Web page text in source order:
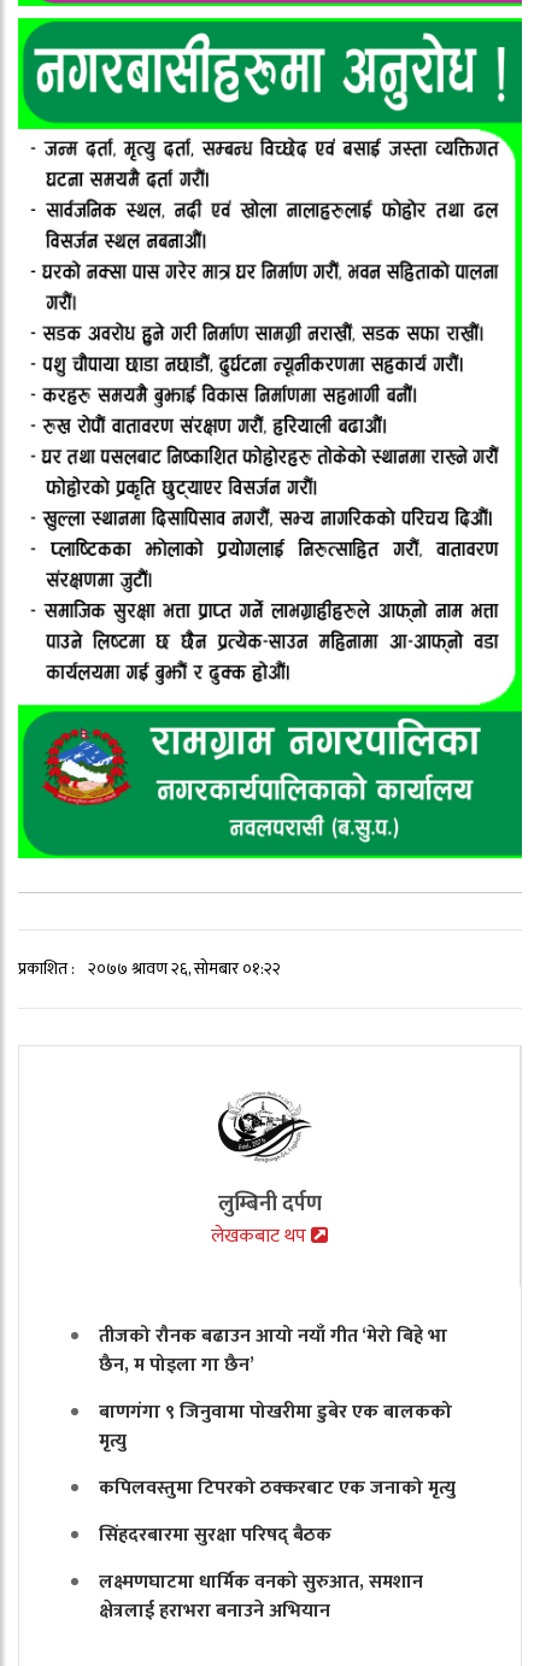
प्रकाशित : २०७७ श्रावण २६, सोमबार ०१:२२
लुम्बिनी दर्पण
लेखकबाट थप
तीजको रौनक बढाउन आयो नयाँ गीत ‘मेरो बिहे भा
छैन, म पोइला गा छैन’
बाणगंगा ९ जिनुवामा पोखरीमा डुबेर एक बालकको
मृत्यु
कपिलवस्तुमा टिपरको ठक्करबाट एक जनाको मृत्यु
सिंहदरबारमा सुरक्षा परिषद् बैठक
लक्ष्मणघाटमा धार्मिक वनको सुरुआत, समशान
क्षेत्रलाई हराभरा बनाउने अभियान